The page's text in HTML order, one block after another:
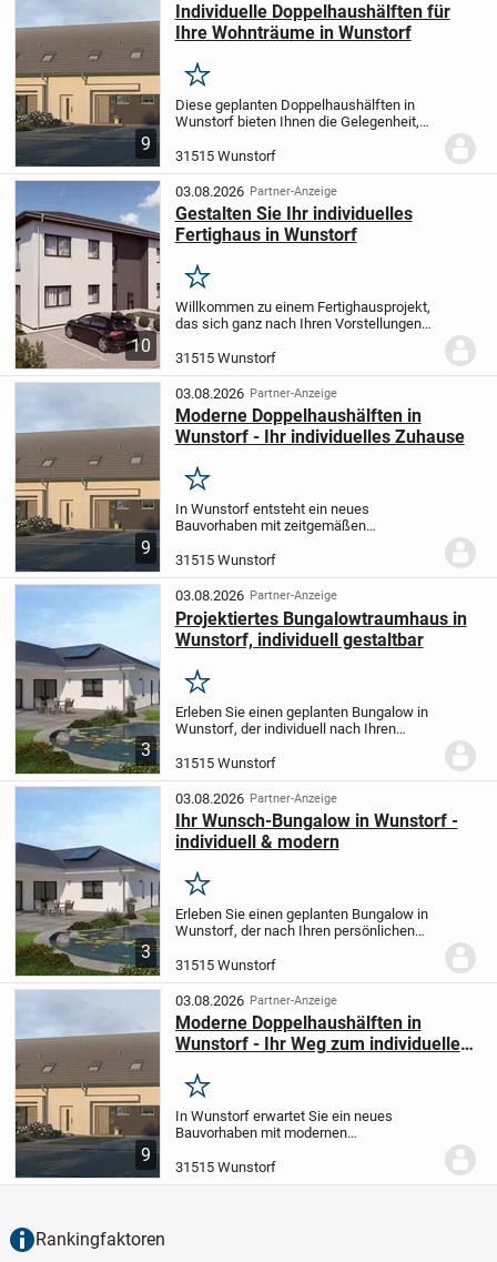
9
Individuelle Doppelhaushälften für
Ihre Wohnträume in Wunstorf
Merken
Diese geplanten Doppelhaushälften in
Wunstorf bieten Ihnen die Gelegenheit,
Ansprüchen zu gestalten. Mit einer
Wohnfläche von 131,18 m², verteilt auf
zwei Etagen,...
31515 Wunstorf
10
03.08.2026 Partner-Anzeige
Gestalten Sie Ihr individuelles
Fertighaus in Wunstorf
Merken
Willkommen zu einem Fertighausprojekt,
das sich ganz nach Ihren Vorstellungen
Chance, Ihre Traumimmobilie nach Ihren
eigenen Vorgaben zu realisieren. Mit...
31515 Wunstorf
9
03.08.2026 Partner-Anzeige
Moderne Doppelhaushälften in
Wunstorf - Ihr individuelles Zuhause
Merken
In Wunstorf entsteht ein neues
Bauvorhaben mit zeitgemäßen
Möglichkeit bieten, Ihr Eigenheim ganz
nach Ihren Vorstellungen zu gestalten.
Auf zwei Etagen erstrecken...
31515 Wunstorf
3
03.08.2026 Partner-Anzeige
Projektiertes Bungalowtraumhaus in
Wunstorf, individuell gestaltbar
Merken
Erleben Sie einen geplanten Bungalow in
Wunstorf, der individuell nach Ihren
moderne Fertighaus vereint Komfort auf
einer Ebene mit vier Zimmern und circa
142,02...
31515 Wunstorf
3
03.08.2026 Partner-Anzeige
Ihr Wunsch-Bungalow in Wunstorf -
individuell & modern
Merken
Erleben Sie einen geplanten Bungalow in
Wunstorf, der nach Ihren persönlichen
zeitgemäße Fertighaus bietet Ihnen auf
einer Ebene ca. 142,02 m² barrierefreien...
31515 Wunstorf
9
03.08.2026 Partner-Anzeige
Moderne Doppelhaushälften in
Wunstorf - Ihr Weg zum individuellen
Merken
In Wunstorf erwartet Sie ein neues
Bauvorhaben mit modernen
ermöglichen, Ihr Zuhause ganz nach Ihren
Vorstellungen zu gestalten. Auf zwei
31515 Wunstorf
Rankingfaktoren